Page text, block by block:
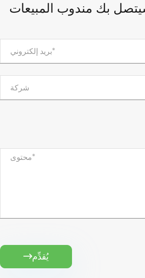
بك مندوب المبيعات
يُقدِّم